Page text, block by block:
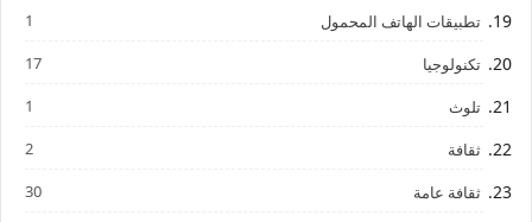
تطبيقات الهاتف المحمول 1
تكنولوجيا 17
تلوث 1
ثقافة 2
ثقافة عامة 30